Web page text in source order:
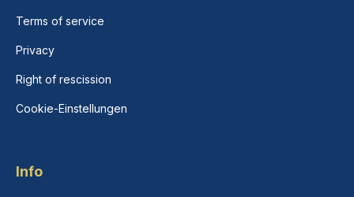
Terms of service
Privacy
Right of rescission
Cookie-Einstellungen
Info